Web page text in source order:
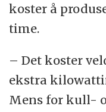
koster å
time.
– Det koster
ekstra
Mens for kull-